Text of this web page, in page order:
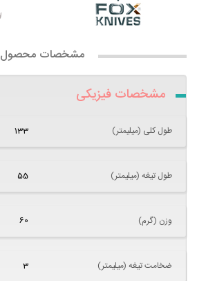
مشخصات محصول
مشخصات فیزیکی
طول کلی (میلیمتر) 133
طول تیغه (میلیمتر) 55
وزن (گرم) 60
ضخامت تیغه (میلیمتر) 3